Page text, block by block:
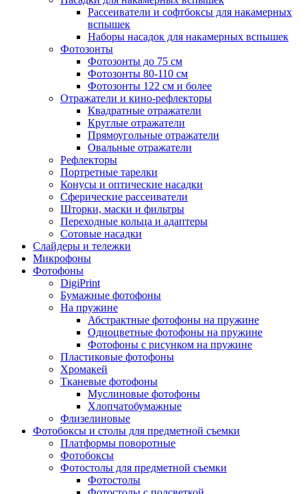
Рассеиватели и софтбоксы для накамерных
вспышек
Наборы насадок для накамерных вспышек
Фотозонты
Фотозонты до 75 см
Фотозонты 80-110 см
Фотозонты 122 см и более
Отражатели и кино-рефлекторы
Квадратные отражатели
Круглые отражатели
Прямоугольные отражатели
Овальные отражатели
Рефлекторы
Портретные тарелки
Конусы и оптические насадки
Сферические рассеиватели
Шторки, маски и фильтры
Переходные кольца и адаптеры
Сотовые насадки
Слайдеры и тележки
Микрофоны
Фотофоны
DigiPrint
Бумажные фотофоны
На пружине
Абстрактные фотофоны на пружине
Одноцветные фотофоны на пружине
Фотофоны с рисунком на пружине
Пластиковые фотофоны
Хромакей
Тканевые фотофоны
Муслиновые фотофоны
Хлопчатобумажные
Флизелиновые
Фотобоксы и столы для предметной съемки
Платформы поворотные
Фотобоксы
Фотостолы для предметной съемки
Фотостолы